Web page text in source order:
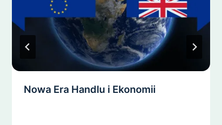
Nowa Era Handlu i Ekonomii